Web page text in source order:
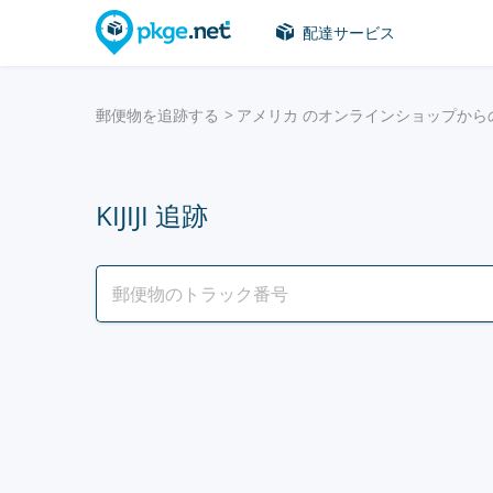
配達サービス
郵便物を追跡する アメリカ のオンラインショップから
KIJIJI 追跡